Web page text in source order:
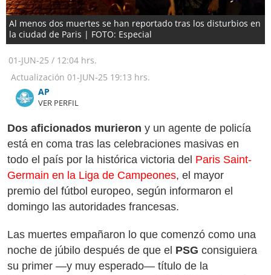
Al menos dos muertes se han reportado tras los disturbios en
la ciudad de Paris | FOTO: Especial
01-JUN-25 / 12:04 hrs.
Actualización 01-JUN-25 19:13 hrs.
AP
VER PERFIL
Dos aficionados murieron y un agente de policía
está en coma tras las celebraciones masivas en
todo el país por la histórica victoria del Paris Saint-
Germain en la Liga de Campeones, el mayor
premio del fútbol europeo, según informaron el
domingo las autoridades francesas.
Las muertes empañaron lo que comenzó como una
noche de júbilo después de que el PSG consiguiera
su primer —y muy esperado— título de la